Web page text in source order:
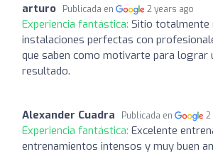
arturo Publicada en 2 years ago
Experiencia fantástica: Sitio totalmente
instalaciones perfectas con
que saben como motivarte para lograr
resultado.
Alexander Cuadra Publicada en 2
Experiencia fantástica: Excelente
entrenamientos intensos y muy buen